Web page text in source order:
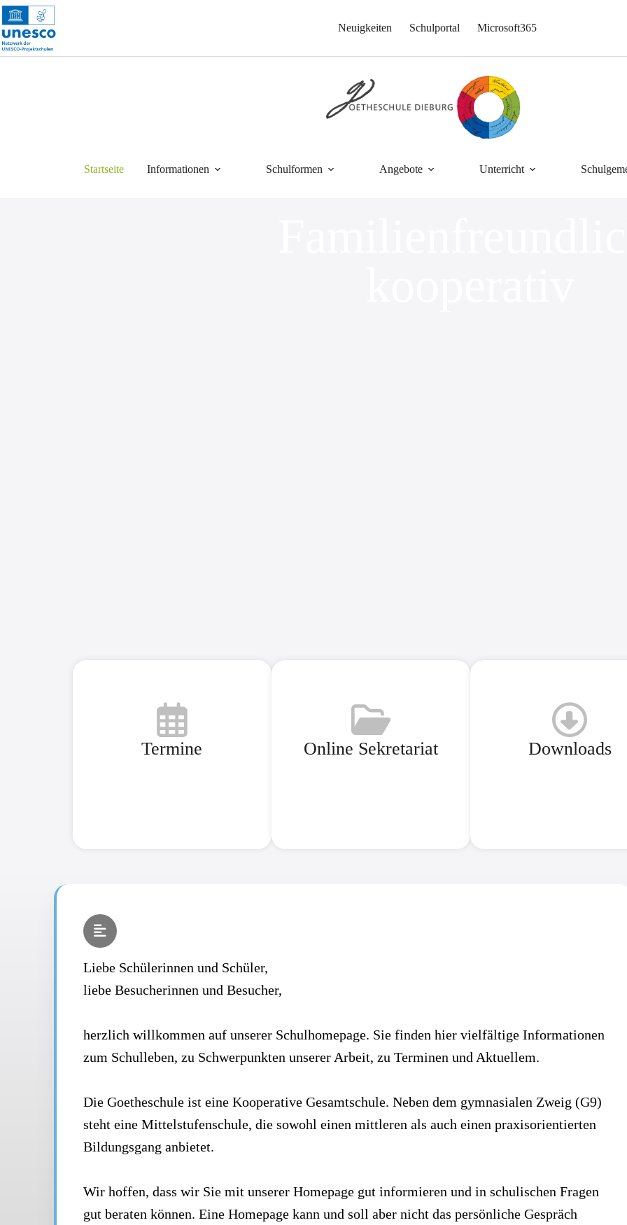
Neuigkeiten Schulportal Microsoft365
Startseite Informationen Schulformen Angebote Unterricht
Termine Online Sekretariat Downloads
Liebe Schülerinnen und Schüler,
liebe Besucherinnen und Besucher,
herzlich willkommen auf unserer Schulhomepage. Sie finden hier vielfältige Informationen
zum Schulleben, zu Schwerpunkten unserer Arbeit, zu Terminen und Aktuellem.
Die Goetheschule ist eine Kooperative Gesamtschule. Neben dem gymnasialen Zweig (G9)
steht eine Mittelstufenschule, die sowohl einen mittleren als auch einen praxisorientierten
Bildungsgang anbietet.
Wir hoffen, dass wir Sie mit unserer Homepage gut informieren und in schulischen Fragen
gut beraten können. Eine Homepage kann und soll aber nicht das persönliche Gespräch